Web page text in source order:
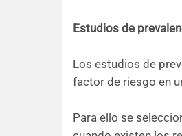
Estudios de
Los estudios de
factor de riesgo en
Para ello se